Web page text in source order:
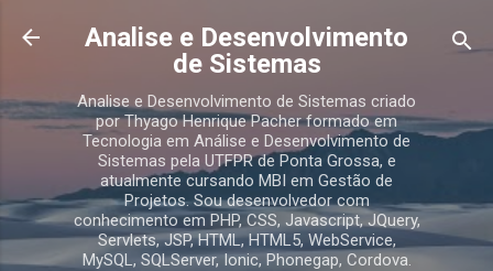
Pular para o conteúdo principal
Analise e Desenvolvimento
de Sistemas
Analise e Desenvolvimento de Sistemas criado
por Thyago Henrique Pacher formado em
Tecnologia em Análise e Desenvolvimento de
Sistemas pela UTFPR de Ponta Grossa, e
atualmente cursando MBI em Gestão de
Projetos. Sou desenvolvedor com
conhecimento em PHP, CSS, Javascript, JQuery,
Servlets, JSP, HTML, HTML5, WebService,
MySQL, SQLServer, Ionic, Phonegap, Cordova.